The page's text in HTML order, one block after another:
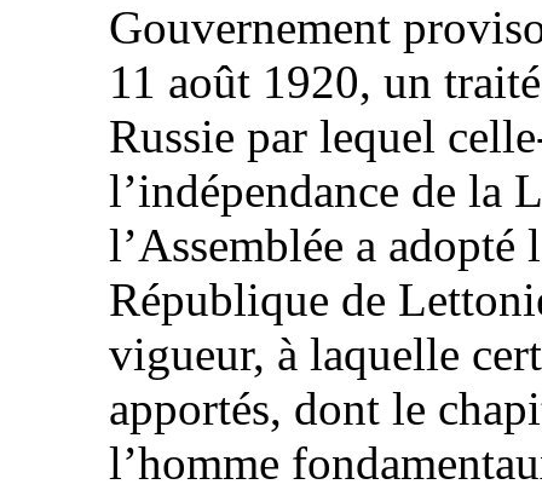
Gouvernement
11 août 1920, un
Russie par lequel
l’indépendance de la
l’Assemblée a
République de
vigueur, à laquelle
apportés, dont le
l’homme